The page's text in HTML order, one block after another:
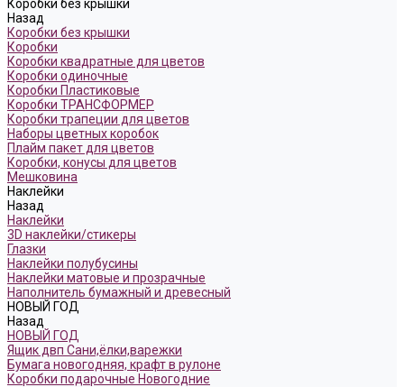
Коробки без крышки
Назад
Коробки без крышки
Коробки
Коробки квадратные для цветов
Коробки одиночные
Коробки Пластиковые
Коробки ТРАНСФОРМЕР
Коробки трапеции для цветов
Наборы цветных коробок
Плайм пакет для цветов
Коробки, конусы для цветов
Мешковина
Наклейки
Назад
Наклейки
3D наклейки/стикеры
Глазки
Наклейки полубусины
Наклейки матовые и прозрачные
Наполнитель бумажный и древесный
НОВЫЙ ГОД
Назад
НОВЫЙ ГОД
Ящик двп Сани,ёлки,варежки
Бумага новогодняя, крафт в рулоне
Коробки подарочные Новогодние